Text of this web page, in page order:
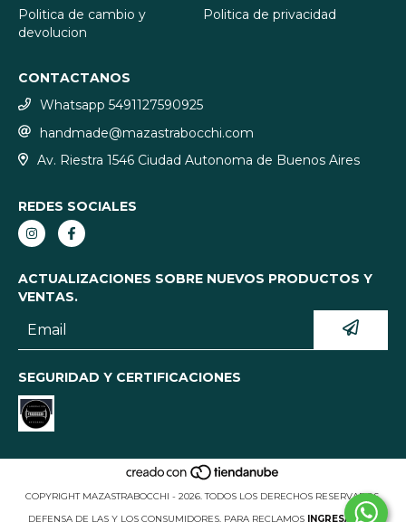
Politica de cambio y
devolucion
Politica de privacidad
CONTACTANOS
Whatsapp 5491127590925
handmade@mazastrabocchi.com
Av. Riestra 1546 Ciudad Autonoma de Buenos Aires
REDES SOCIALES
ACTUALIZACIONES SOBRE NUEVOS PRODUCTOS Y
VENTAS.
SEGURIDAD Y CERTIFICACIONES
COPYRIGHT MAZASTRABOCCHI - 2026. TODOS LOS DERECHOS RESERVADOS.
DEFENSA DE LAS Y LOS CONSUMIDORES. PARA RECLAMOS INGRESÁ ACÁ.